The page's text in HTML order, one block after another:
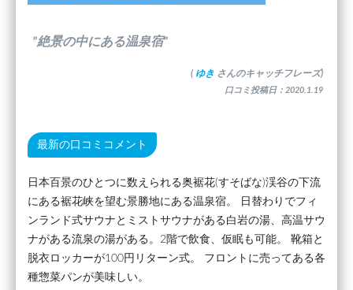
”絶景の中にある温泉宿”
( ゆき さんのキャッチフレーズ)
口コミ投稿日：2020.1.19
最新の口コミコメント
日本百景のひとつに数えられる奥裾花(すそばな)渓谷の下流
にある裾花峡を望む景勝地にある温泉宿。 日替わりでフィ
ンランド式サウナとミストサウナがある白岩の湯、高温サウ
ナがある流泉の湯がある。2階で飲食、仮眠も可能。 靴箱と
脱衣ロッカーが100円リターン式。 フロントに売ってある各
種惣菜パンが美味しい。